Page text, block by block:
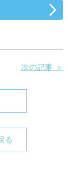
次の記事 ＞
る